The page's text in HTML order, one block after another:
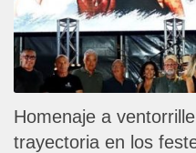
Homenaje a
trayectoria en los